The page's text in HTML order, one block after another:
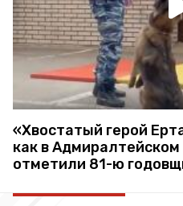
«Хвостатый герой
как в
отметили 81-ю